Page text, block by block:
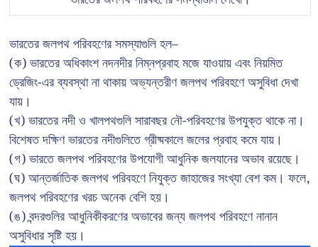
ভারতের জলপথ পরিবহণের সমস্যাগুলি হল–
(ক) ভারতের অধিকাংশ নদনদীর নিম্নপ্রবাহ মজে যাওয়ায় এবং নিয়মিত
ড্রেজিং-এর ব্যবস্থা না থাকায় অভ্যন্তরীণ জলপথ পরিবহণে অসুবিধা দেখা
যায়।
(খ) ভারতের নদী ও খালপথগুলি সারাবছর নৌ-পরিবহণের উপযুক্ত থাকে না।
বিশেষত দক্ষিণ ভারতের নদীগুলিতে গ্রীষ্মকালে জলের প্রবাহ কমে যায়।
(গ) ভারতে জলপথ পরিবহণের উপযোগী আধুনিক জলযানের অভাব রয়েছে।
(ঘ) আন্তর্জাতিক জলপথ পরিবহণে নিযুক্ত জাহাজের সংখ্যা বেশ কম। ফলে,
জলপথ পরিবহণের খরচ অনেক বেশি হয়।
(ঙ) বন্দরগুলির আধুনিকীকরণের অভাবের জন্য জলপথ পরিবহণে নানান
অসুবিধার সৃষ্টি হয়।